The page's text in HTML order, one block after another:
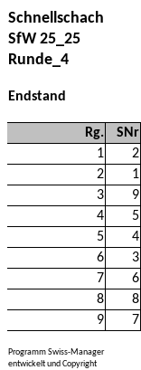
Schnellschach
SfW 25_25
Runde_4
Endstand
Rg. SNr
1
2
2
1
3
9
4
5
5
4
6
3
7
6
8
8
9
7
Programm Swiss-Manager
entwickelt und Copyright